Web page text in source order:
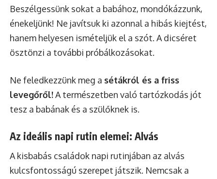
Beszélgessünk sokat a babához, mondókázzunk,
énekeljünk! Ne javítsuk ki azonnal a hibás kiejtést,
hanem helyesen ismételjük el a szót. A dicséret
ösztönzi a további próbálkozásokat.
Ne feledkezzünk meg a sétákról és a friss
levegőről!A természetben való tartózkodás jót
tesz a babának és a szülőknek is.
Az ideális napi rutin elemei: Alvás
A kisbabás családok napi rutinjában az alvás
kulcsfontosságú szerepet játszik. Nemcsak a